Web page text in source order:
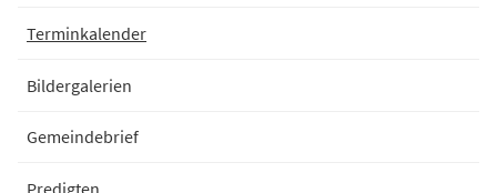
Terminkalender
Bildergalerien
Gemeindebrief
Predigten